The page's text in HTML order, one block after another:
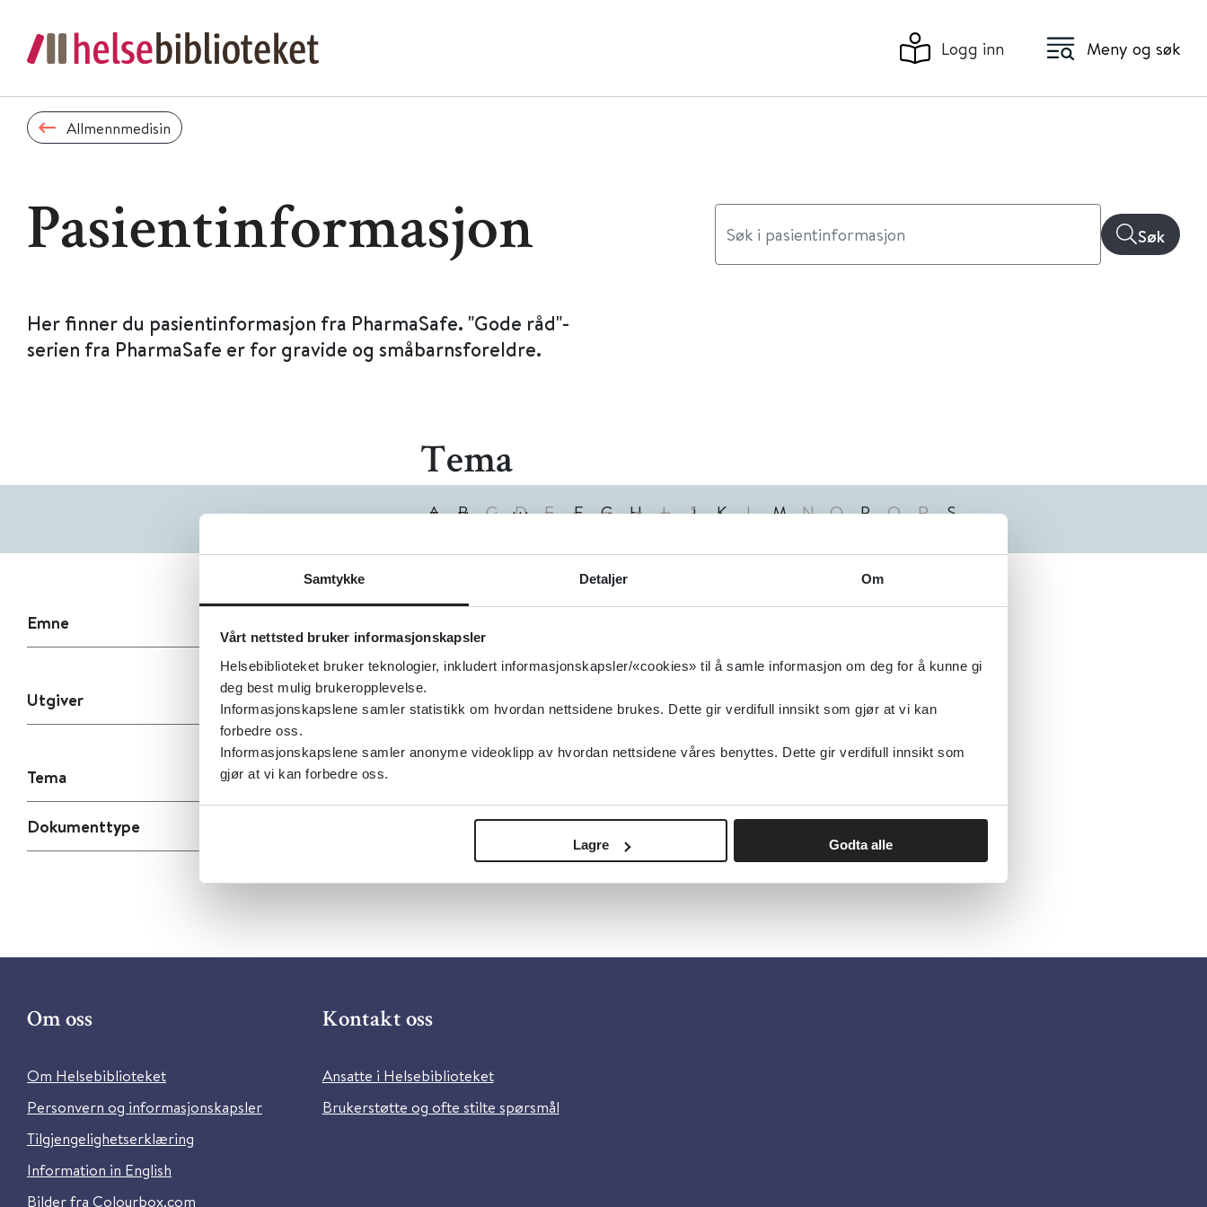
Samtykke Detaljer Om
Vårt nettsted bruker informasjonskapsler
Helsebiblioteket bruker teknologier, inkludert informasjonskapsler/«cookies» til å samle informasjon om deg for å kunne gi
deg best mulig brukeropplevelse.
Informasjonskapslene samler statistikk om hvordan nettsidene brukes. Dette gir verdifull innsikt som gjør at vi kan
forbedre oss.
Informasjonskapslene samler anonyme videoklipp av hvordan nettsidene våres benyttes. Dette gir verdifull innsikt som
gjør at vi kan forbedre oss.
Lagre Godta alle
Logg inn Meny og søk
Allmennmedisin
Pasientinformasjon Søk
Her finner du pasientinformasjon fra PharmaSafe. "Gode råd"-
serien fra PharmaSafe er for gravide og småbarnsforeldre.
Tema
A B C D E F G H I J K L M N O P Q R S
T U V W X Y Z Æ Ø Å
Emne
Utgiver
Tema
Dokumenttype
Om oss
Om Helsebiblioteket
Personvern og informasjonskapsler
Tilgjengelighetserklæring
Information in English
Bilder fra Colourbox.com
Kontakt oss
Ansatte i Helsebiblioteket
Brukerstøtte og ofte stilte spørsmål